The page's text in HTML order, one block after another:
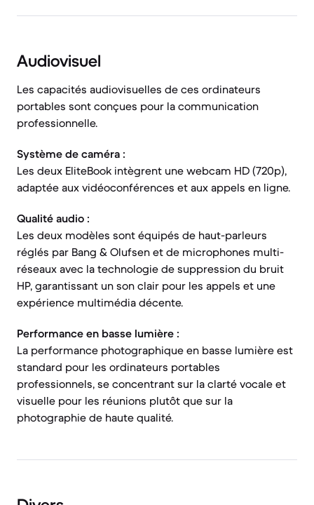
Audiovisuel
Les capacités audiovisuelles de ces ordinateurs
portables sont conçues pour la communication
professionnelle.
Système de caméra :
Les deux EliteBook intègrent une webcam HD (720p),
adaptée aux vidéoconférences et aux appels en ligne.
Qualité audio :
Les deux modèles sont équipés de haut-parleurs
réglés par Bang & Olufsen et de microphones multi-
réseaux avec la technologie de suppression du bruit
HP, garantissant un son clair pour les appels et une
expérience multimédia décente.
Performance en basse lumière :
La performance photographique en basse lumière est
standard pour les ordinateurs portables
professionnels, se concentrant sur la clarté vocale et
visuelle pour les réunions plutôt que sur la
photographie de haute qualité.